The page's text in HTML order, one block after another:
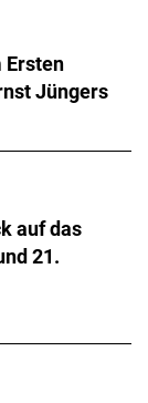
Ersten
Jüngers
auf das
21.